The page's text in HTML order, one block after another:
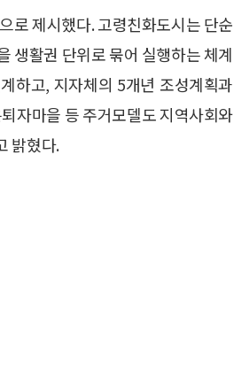
로 제시했다. 고령친화도시는 단순
생활권 단위로 묶어 실행하는 체계
하고, 지자체의 5개년 조성계획과
자마을 등 주거모델도 지역사회와
밝혔다.